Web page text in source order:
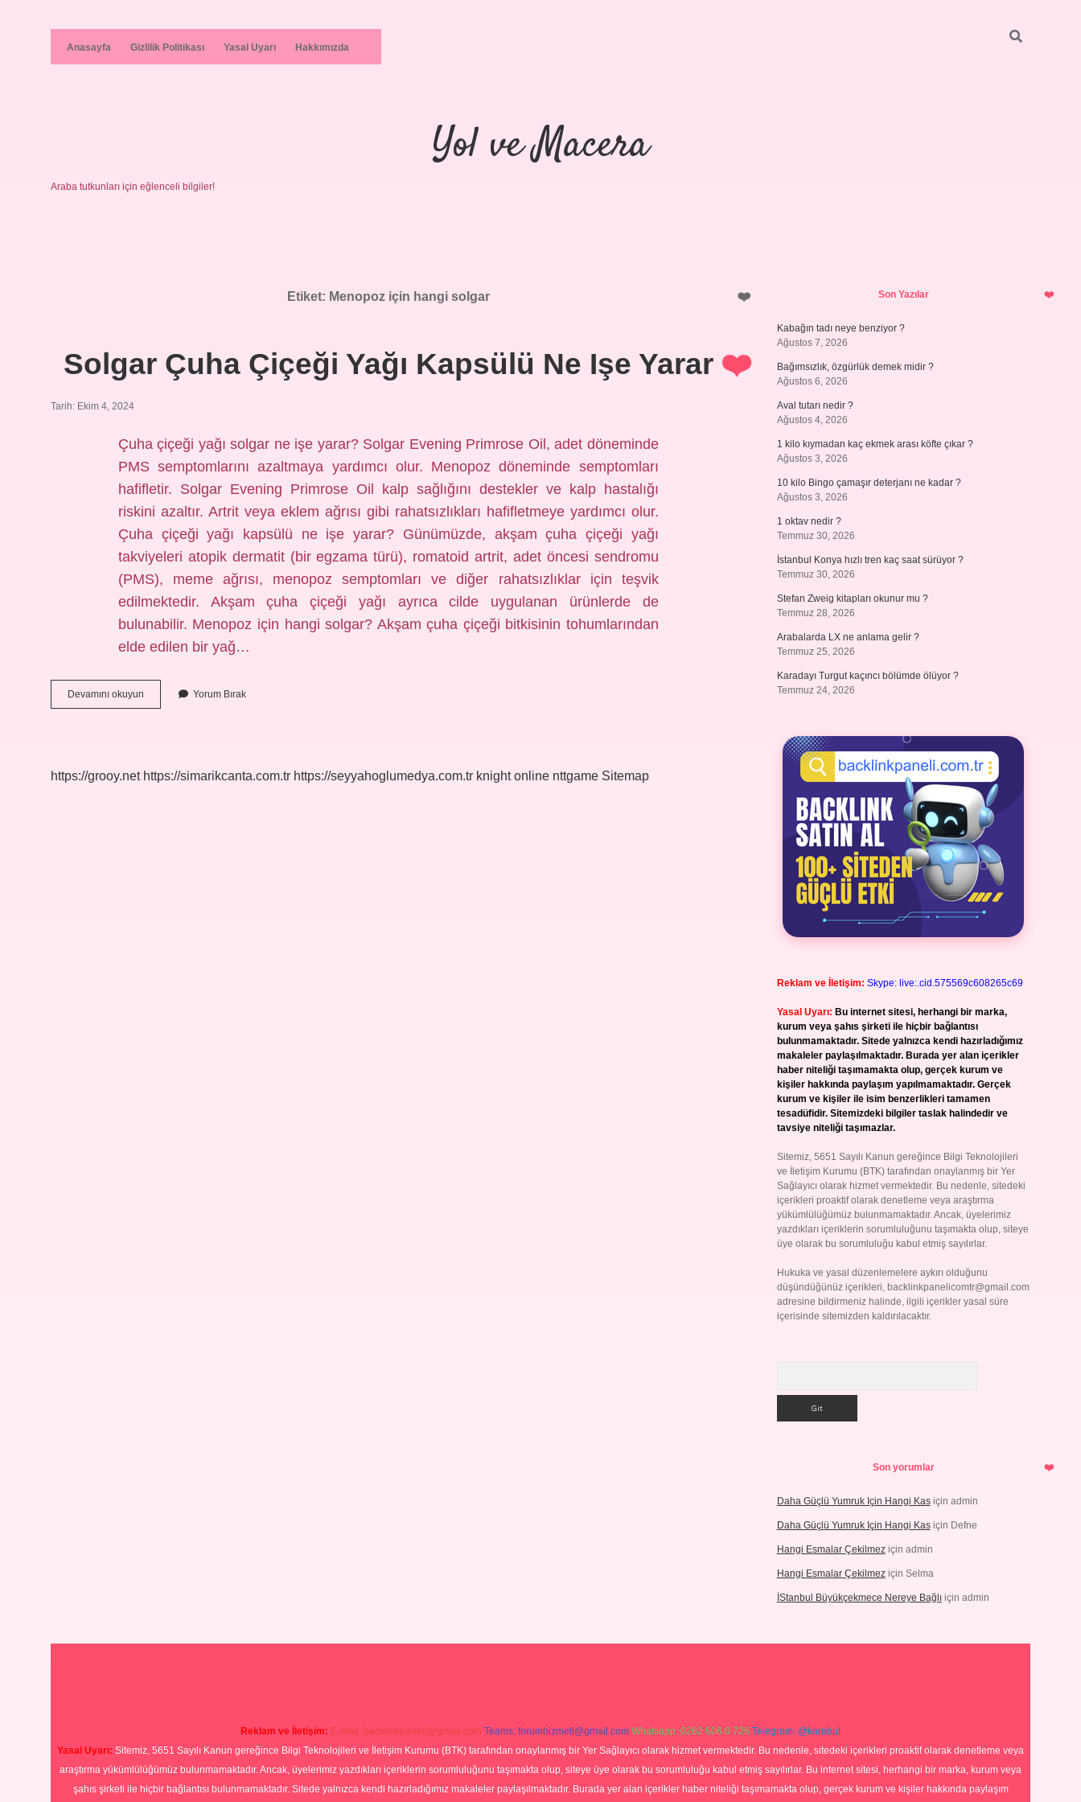
Anasayfa Gizlilik Politikası Yasal Uyarı Hakkımızda
Yol ve Macera
Araba tutkunları için eğlenceli bilgiler!
Etiket: Menopoz için hangi solgar
Solgar Çuha Çiçeği Yağı Kapsülü Ne Işe Yarar
Tarih: Ekim 4, 2024
Çuha çiçeği yağı solgar ne işe yarar? Solgar Evening Primrose Oil, adet döneminde
PMS semptomlarını azaltmaya yardımcı olur. Menopoz döneminde semptomları
hafifletir. Solgar Evening Primrose Oil kalp sağlığını destekler ve kalp hastalığı
riskini azaltır. Artrit veya eklem ağrısı gibi rahatsızlıkları hafifletmeye yardımcı olur.
Çuha çiçeği yağı kapsülü ne işe yarar? Günümüzde, akşam çuha çiçeği yağı
takviyeleri atopik dermatit (bir egzama türü), romatoid artrit, adet öncesi sendromu
(PMS), meme ağrısı, menopoz semptomları ve diğer rahatsızlıklar için teşvik
edilmektedir. Akşam çuha çiçeği yağı ayrıca cilde uygulanan ürünlerde de
bulunabilir. Menopoz için hangi solgar? Akşam çuha çiçeği bitkisinin tohumlarından
elde edilen bir yağ…
Devamını okuyun
Çuha
Işe
Yorum Bırak
https://grooy.net https://simarikcanta.com.tr https://seyyahoglumedya.com.tr knight online nttgame Sitemap
SidebarSon Yazılar
Kabağın tadı neye benziyor ?
Ağustos 7, 2026
Bağımsızlık, özgürlük demek midir ?
Ağustos 6, 2026
Aval tutarı nedir ?
Ağustos 4, 2026
1 kilo kıymadan kaç ekmek arası köfte çıkar ?
Ağustos 3, 2026
10 kilo Bingo çamaşır deterjanı ne kadar ?
Ağustos 3, 2026
1 oktav nedir ?
Temmuz 30, 2026
İstanbul Konya hızlı tren kaç saat sürüyor ?
Temmuz 30, 2026
Stefan Zweig kitapları okunur mu ?
Temmuz 28, 2026
Arabalarda LX ne anlama gelir ?
Temmuz 25, 2026
Karadayı Turgut kaçıncı bölümde ölüyor ?
Temmuz 24, 2026
Reklam ve İletişim: Skype: live:.cid.575569c608265c69
Yasal Uyarı: Bu internet sitesi, herhangi bir marka,
kurum veya şahıs şirketi ile hiçbir bağlantısı
bulunmamaktadır. Sitede yalnızca kendi hazırladığımız
makaleler paylaşılmaktadır. Burada yer alan içerikler
haber niteliği taşımamakta olup, gerçek kurum ve
kişiler hakkında paylaşım yapılmamaktadır. Gerçek
kurum ve kişiler ile isim benzerlikleri tamamen
tesadüfidir. Sitemizdeki bilgiler taslak halindedir ve
tavsiye niteliği taşımazlar.
Sitemiz, 5651 Sayılı Kanun gereğince Bilgi Teknolojileri
ve İletişim Kurumu (BTK) tarafından onaylanmış bir Yer
Sağlayıcı olarak hizmet vermektedir. Bu nedenle, sitedeki
içerikleri proaktif olarak denetleme veya araştırma
yükümlülüğümüz bulunmamaktadır. Ancak, üyelerimiz
yazdıkları içeriklerin sorumluluğunu taşımakta olup, siteye
üye olarak bu sorumluluğu kabul etmiş sayılırlar.
Hukuka ve yasal düzenlemelere aykırı olduğunu
düşündüğünüz içerikleri, backlinkpanelicomtr@gmail.com
adresine bildirmeniz halinde, ilgili içerikler yasal süre
içerisinde sitemizden kaldırılacaktır.
Son yorumlar
Daha Güçlü Yumruk Için Hangi Kasiçin admin
Daha Güçlü Yumruk Için Hangi Kasiçin Defne
Hangi Esmalar Çekilmeziçin admin
Hangi Esmalar Çekilmeziçin Selma
İStanbul Büyükçekmece Nereye Bağlıiçin admin
Reklam ve İletişim: E-mail: backlinkpaneli@gmail.com Teams: forumhizmeti@gmail.com Whatsapp: 0262 606 0 726 Telegram: @karabul
Yasal Uyarı: Sitemiz, 5651 Sayılı Kanun gereğince Bilgi Teknolojileri ve İletişim Kurumu (BTK) tarafından onaylanmış bir Yer Sağlayıcı olarak hizmet vermektedir. Bu nedenle, sitedeki içerikleri proaktif olarak denetleme veya
araştırma yükümlülüğümüz bulunmamaktadır. Ancak, üyelerimiz yazdıkları içeriklerin sorumluluğunu taşımakta olup, siteye üye olarak bu sorumluluğu kabul etmiş sayılırlar. Bu internet sitesi, herhangi bir marka, kurum veya
şahıs şirketi ile hiçbir bağlantısı bulunmamaktadır. Sitede yalnızca kendi hazırladığımız makaleler paylaşılmaktadır. Burada yer alan içerikler haber niteliği taşımamakta olup, gerçek kurum ve kişiler hakkında paylaşım